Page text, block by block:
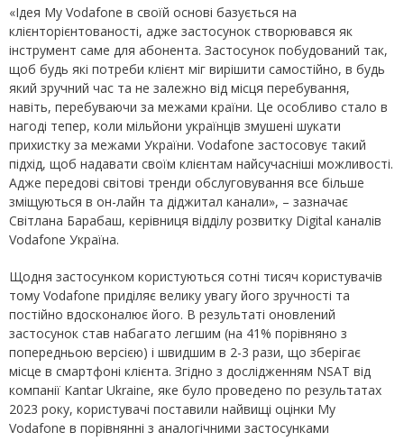
«Ідея My Vodafone в своїй основі базується на
клієнторієнтованості, адже застосунок створювався як
інструмент саме для абонента. Застосунок побудований так,
щоб будь які потреби клієнт міг вирішити самостійно, в будь
який зручний час та не залежно від місця перебування,
навіть, перебуваючи за межами країни. Це особливо стало в
нагоді тепер, коли мільйони українців змушені шукати
прихистку за межами України. Vodafone застосовує такий
підхід, щоб надавати своїм клієнтам найсучасніші можливості.
Адже передові світові тренди обслуговування все більше
зміщуються в он-лайн та діджитал канали», – зазначає
Світлана Барабаш, керівниця відділу розвитку Digital каналів
Vodafone Україна.
Щодня застосунком користуються сотні тисяч користувачів
тому Vodafone приділяє велику увагу його зручності та
постійно вдосконалює його. В результаті оновлений
застосунок став набагато легшим (на 41% порівняно з
попередньою версією) і швидшим в 2-3 рази, що зберігає
місце в смартфоні клієнта. Згідно з дослідженням NSAT від
компанії Kantar Ukraine, яке було проведено по результатах
2023 року, користувачі поставили найвищі оцінки My
Vodafone в порівнянні з аналогічними застосунками